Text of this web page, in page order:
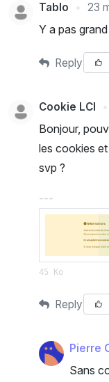
Tablo 23
Y a pas
Reply
Cookie LCI
Bonjour,
les cookies
svp ?
45 Ko
Reply
Pierre
Sans